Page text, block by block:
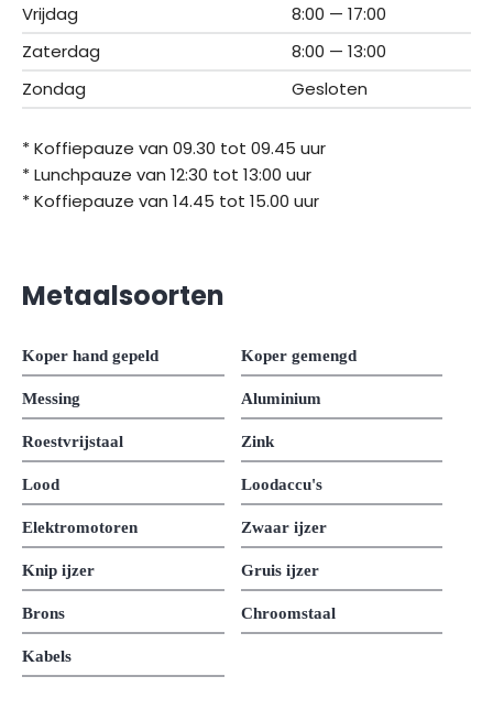
Vrijdag
8:00 — 17:00
Zaterdag
8:00 — 13:00
Zondag
Gesloten
* Koffiepauze van 09.30 tot 09.45 uur
* Lunchpauze van 12:30 tot 13:00 uur
* Koffiepauze van 14.45 tot 15.00 uur
Metaalsoorten
Koper hand gepeld Koper gemengd
Messing Aluminium
Roestvrijstaal Zink
Lood Loodaccu's
Elektromotoren Zwaar ijzer
Knip ijzer Gruis ijzer
Brons Chroomstaal
Kabels